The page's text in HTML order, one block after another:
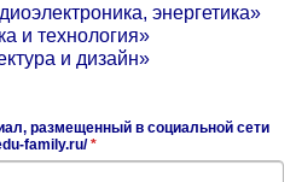
энергетика»
и технология»
и дизайн»
размещенный в социальной сети
family.ru/*